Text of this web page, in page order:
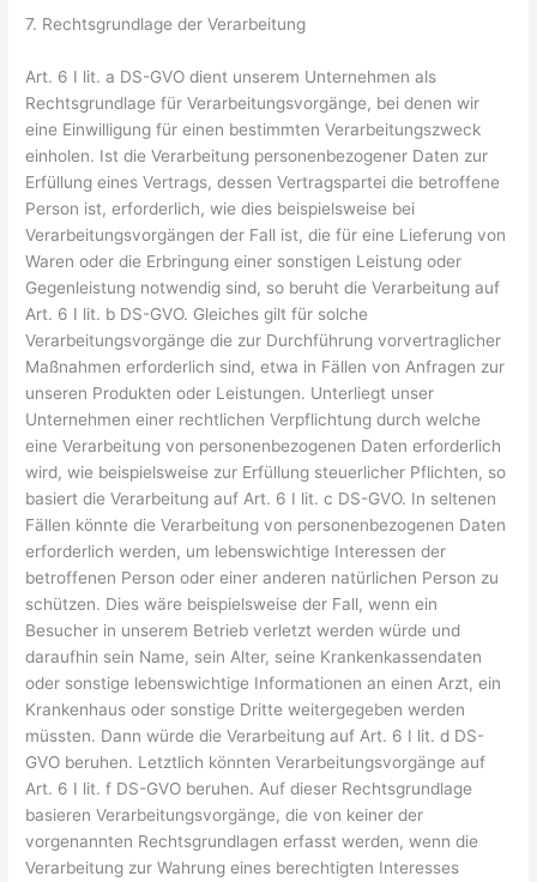
7. Rechtsgrundlage der Verarbeitung
Art. 6 I lit. a DS-GVO dient unserem Unternehmen als
Rechtsgrundlage für Verarbeitungsvorgänge, bei denen wir
eine Einwilligung für einen bestimmten Verarbeitungszweck
einholen. Ist die Verarbeitung personenbezogener Daten zur
Erfüllung eines Vertrags, dessen Vertragspartei die betroffene
Person ist, erforderlich, wie dies beispielsweise bei
Verarbeitungsvorgängen der Fall ist, die für eine Lieferung von
Waren oder die Erbringung einer sonstigen Leistung oder
Gegenleistung notwendig sind, so beruht die Verarbeitung auf
Art. 6 I lit. b DS-GVO. Gleiches gilt für solche
Verarbeitungsvorgänge die zur Durchführung vorvertraglicher
Maßnahmen erforderlich sind, etwa in Fällen von Anfragen zur
unseren Produkten oder Leistungen. Unterliegt unser
Unternehmen einer rechtlichen Verpflichtung durch welche
eine Verarbeitung von personenbezogenen Daten erforderlich
wird, wie beispielsweise zur Erfüllung steuerlicher Pflichten, so
basiert die Verarbeitung auf Art. 6 I lit. c DS-GVO. In seltenen
Fällen könnte die Verarbeitung von personenbezogenen Daten
erforderlich werden, um lebenswichtige Interessen der
betroffenen Person oder einer anderen natürlichen Person zu
schützen. Dies wäre beispielsweise der Fall, wenn ein
Besucher in unserem Betrieb verletzt werden würde und
daraufhin sein Name, sein Alter, seine Krankenkassendaten
oder sonstige lebenswichtige Informationen an einen Arzt, ein
Krankenhaus oder sonstige Dritte weitergegeben werden
müssten. Dann würde die Verarbeitung auf Art. 6 I lit. d DS-
GVO beruhen. Letztlich könnten Verarbeitungsvorgänge auf
Art. 6 I lit. f DS-GVO beruhen. Auf dieser Rechtsgrundlage
basieren Verarbeitungsvorgänge, die von keiner der
vorgenannten Rechtsgrundlagen erfasst werden, wenn die
Verarbeitung zur Wahrung eines berechtigten Interesses